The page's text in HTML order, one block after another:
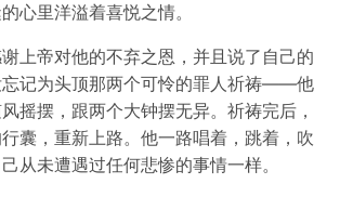
心里洋溢着喜悦之情。
上帝对他的不弃之恩，并且说了自己的
忘记为头顶那两个可怜的罪人祈祷——他
摇摆，跟两个大钟摆无异。祈祷完后，
囊，重新上路。他一路唱着，跳着，吹
从未遭遇过任何悲惨的事情一样。